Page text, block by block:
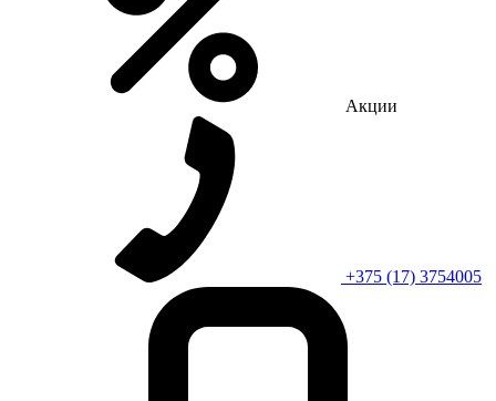
Акции
+375 (17) 3754005